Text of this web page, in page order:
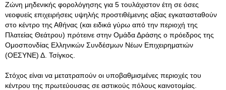
Ζώνη μηδενικής φορολόγησης για 5 τουλάχιστον έτη σε όσες
νεοφυείς επιχειρήσεις υψηλής προστιθέμενης αξίας εγκατασταθούν
στο κέντρο της Αθήνας (και ειδικά γύρω από την περιοχή της
Πλατείας Θεάτρου) πρότεινε στην Ομάδα Δράσης ο πρόεδρος της
Ομοσπονδίας Ελληνικών Συνδέσμων Νέων Επιχειρηματιών
(ΟΕΣΥΝΕ) Δ. Τσίγκος.
Στόχος είναι να μετατραπούν οι υποβαθμισμένες περιοχές του
κέντρου της πρωτεύουσας σε αστικούς πόλους καινοτομίας.